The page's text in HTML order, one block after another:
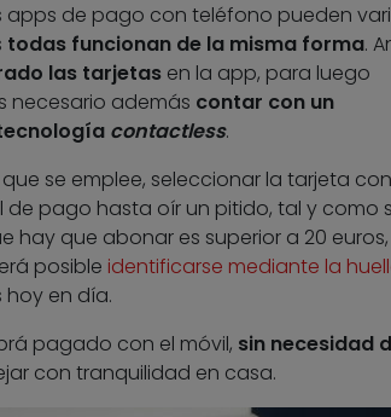
de pago con teléfono pueden
todas funcionan de la misma forma.
las tarjetasen la app, para luego
necesario además contar con un
contactless.
se emplee, seleccionar la tarjeta
de pago hasta oír un pitido, tal y como
hay que abonar es superior a 20 euros,
posible identificarse mediante la
en día.
pagado con el móvil, sin necesidad
con tranquilidad en casa.